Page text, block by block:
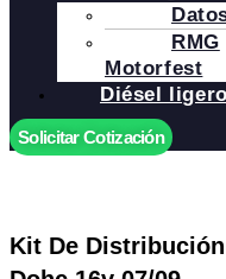
RMG
Motorfest
Diésel ligero
Solicitar Cotización
Kit De